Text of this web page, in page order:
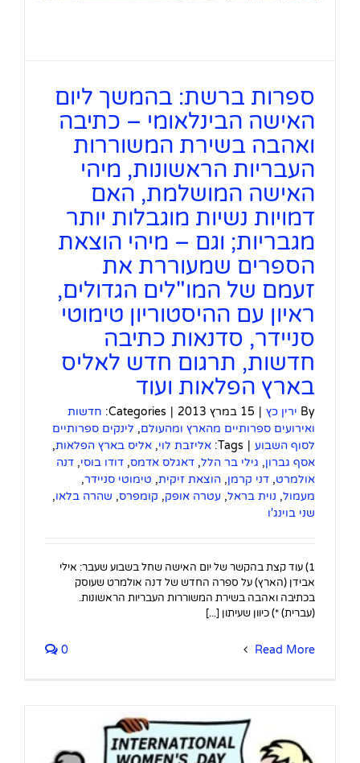
ספרות ברשת: בהמשך ליום
האישה הבינלאומי – כתיבה
ואהבה בשירת המשוררות
העבריות הראשונות, מיהי
האישה המושלמת, האם
דמויות נשיות מוגבלות יותר
מגבריות; וגם – מיהי הוצאת
הספרים שמעוררת את
זעמם של המו"לים הגדולים,
ראיון עם ההיסטוריון טימוטי
סניידר, סדנאות כתיבה
חדשות, תרגום חדש לאליס
בארץ הפלאות ועוד
By ירין כץ | 15 במרץ 2013 |
Categories: חדשות
ואירועים ספרותיים מהארץ ומהעולם, לינקים ספרותיים
לסוף השבוע |
Tags: אליזבת לוי, אליס בארץ הפלאות,
אסף גברון, גילי בר הלל, דאגלס אדמס, דודו בוסי, דנה
אולמרט, דני קרמן, הוצאת זיקית, טימוטי סניידר,
מעמול, נוית בראל, עטרה אופק, קומפרס, שהרה בלאו,
שני בוינג'ו
1) עוד קצת בהקשר של יום האישה שחל בשבוע שעבר: אילי
אבידן (הארץ) על ספרה החדש של דנה אולמרט שעוסק
בכתיבה ואהבה בשירת המשוררות העבריות הראשונות.
(עברית) *) כיוון שעיתון [...]
Read More
0